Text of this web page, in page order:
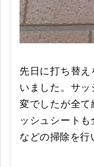
先日に打ち替
いました。サ
変でしたが全て
ッシュシート
などの掃除を行